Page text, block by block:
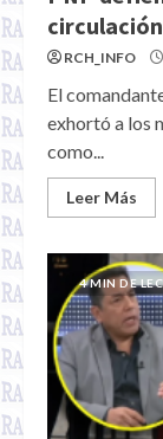
RCH_INFO
El
exhortó a los
como...
Leer Más
4 MIN DE